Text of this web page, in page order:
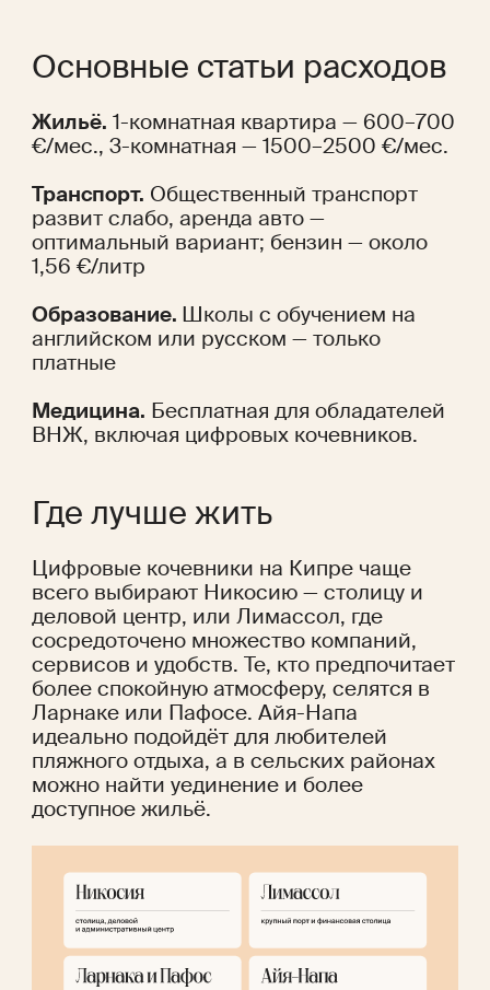
Основные статьи расходов
Жильё. 1-комнатная квартира — 600–700
€/мес., 3-комнатная — 1500–2500 €/мес.
Транспорт. Общественный транспорт
развит слабо, аренда авто —
оптимальный вариант; бензин — около
1,56 €/литр
Образование. Школы с обучением на
английском или русском — только
платные
Медицина. Бесплатная для обладателей
ВНЖ, включая цифровых кочевников.
Где лучше жить
Цифровые кочевники на Кипре чаще
всего выбирают Никосию — столицу и
деловой центр, или Лимассол, где
сосредоточено множество компаний,
сервисов и удобств. Те, кто предпочитает
более спокойную атмосферу, селятся в
Ларнаке или Пафосе. Айя-Напа
идеально подойдёт для любителей
пляжного отдыха, а в сельских районах
можно найти уединение и более
доступное жильё.